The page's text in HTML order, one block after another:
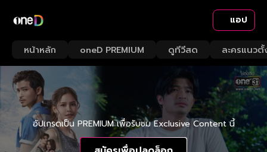
แอป
หน้าหลัก oneD PREMIUM ดูทีวีสด ละครแนวตั้
อัปเกรดเป็น PREMIUM เพื่อรับชม Exclusive Content นี้